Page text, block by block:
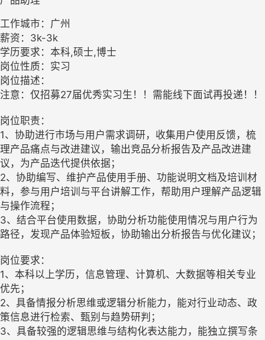
工作城市：广州
薪资：3k-3k
学历要求：本科,硕士,博士
岗位性质：实习
岗位描述：
注意：仅招募27届优秀实习生！！需能线下面试再投递！！
岗位职责：
1、协助进行市场与用户需求调研，收集用户使用反馈，梳
理产品痛点与改进建议，输出竞品分析报告及产品改进建
议，为产品迭代提供依据；
2、协助编写、维护产品使用手册、功能说明文档及培训材
料，参与用户培训与平台讲解工作，帮助用户理解产品逻辑
与操作流程；
3、结合平台使用数据，协助分析功能使用情况与用户行为
路径，发现产品体验短板，协助输出分析报告与优化建议；
岗位要求：
1、本科以上学历，信息管理、计算机、大数据等相关专业
优先；
2、具备情报分析思维或逻辑分析能力，能对行业动态、政
策信息进行检索、甄别与趋势研判；
3、具备较强的逻辑思维与结构化表达能力，能独立撰写条